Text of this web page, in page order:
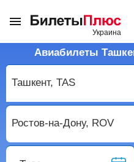
Авиабилеты